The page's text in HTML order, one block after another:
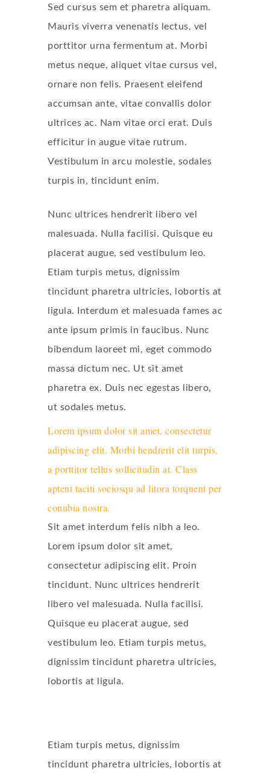
Sed cursus sem et pharetra aliquam.
Mauris viverra venenatis lectus, vel
porttitor urna fermentum at. Morbi
metus neque, aliquet vitae cursus vel,
ornare non felis. Praesent eleifend
accumsan ante, vitae convallis dolor
ultrices ac. Nam vitae orci erat. Duis
efficitur in augue vitae rutrum.
Vestibulum in arcu molestie, sodales
turpis in, tincidunt enim.
Nunc ultrices hendrerit libero vel
malesuada. Nulla facilisi. Quisque eu
placerat augue, sed vestibulum leo.
Etiam turpis metus, dignissim
tincidunt pharetra ultricies, lobortis at
ligula. Interdum et malesuada fames ac
ante ipsum primis in faucibus. Nunc
bibendum laoreet mi, eget commodo
massa dictum nec. Ut sit amet
pharetra ex. Duis nec egestas libero,
ut sodales metus.
Lorem ipsum dolor sit amet, consectetur
adipiscing elit. Morbi hendrerit elit turpis,
a porttitor tellus sollicitudin at. Class
aptent taciti sociosqu ad litora torquent per
conubia nostra.
Sit amet interdum felis nibh a leo.
Lorem ipsum dolor sit amet,
consectetur adipiscing elit. Proin
tincidunt. Nunc ultrices hendrerit
libero vel malesuada. Nulla facilisi.
Quisque eu placerat augue, sed
vestibulum leo. Etiam turpis metus,
dignissim tincidunt pharetra ultricies,
lobortis at ligula.
Etiam turpis metus, dignissim
tincidunt pharetra ultricies, lobortis at